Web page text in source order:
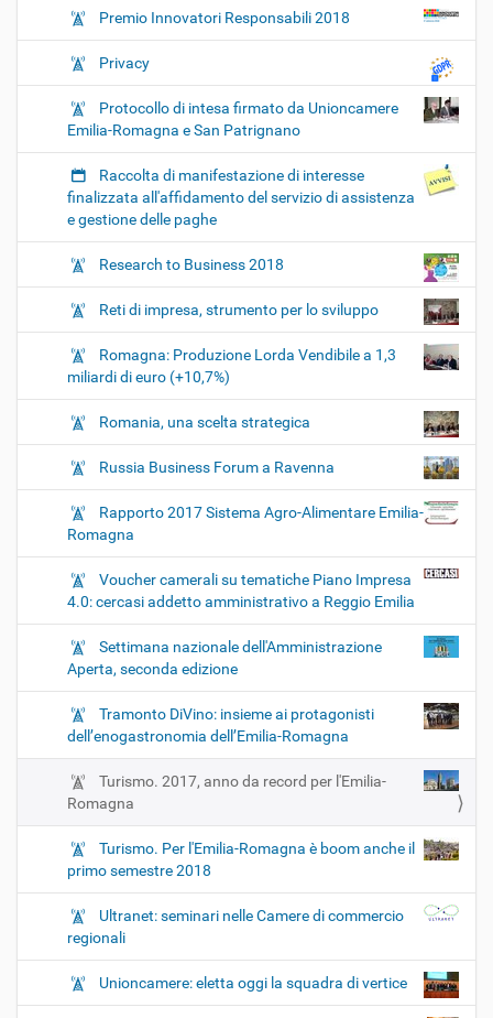
Premio Innovatori Responsabili 2018
Privacy
Protocollo di intesa firmato da Unioncamere
Emilia-Romagna e San Patrignano
Raccolta di manifestazione di interesse
finalizzata all'affidamento del servizio di assistenza
e gestione delle paghe
Research to Business 2018
Reti di impresa, strumento per lo sviluppo
Romagna: Produzione Lorda Vendibile a 1,3
miliardi di euro (+10,7%)
Romania, una scelta strategica
Russia Business Forum a Ravenna
Rapporto 2017 Sistema Agro-Alimentare Emilia-
Romagna
Voucher camerali su tematiche Piano Impresa
4.0: cercasi addetto amministrativo a Reggio Emilia
Settimana nazionale dell'Amministrazione
Aperta, seconda edizione
Tramonto DiVino: insieme ai protagonisti
dell’enogastronomia dell’Emilia-Romagna
Turismo. 2017, anno da record per l'Emilia-
Romagna
Turismo. Per l'Emilia-Romagna è boom anche il
primo semestre 2018
Ultranet: seminari nelle Camere di commercio
regionali
Unioncamere: eletta oggi la squadra di vertice